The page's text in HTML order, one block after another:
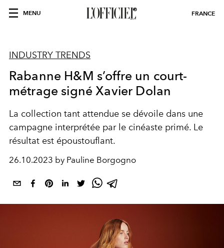
MENU FRANCE
INDUSTRY TRENDS
Rabanne H&M s’offre un court-
métrage signé Xavier Dolan
La collection tant attendue se dévoile dans une
campagne interprétée par le cinéaste primé. Le
résultat est époustouflant.
26.10.2023 by Pauline Borgogno